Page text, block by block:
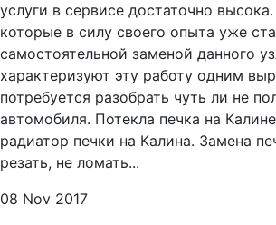
услуги в сервисе достаточно
которые в силу своего опыта уже
самостоятельной заменой данного
характеризуют эту работу одним
потребуется разобрать чуть ли не
автомобиля. Потекла печка на
радиатор печки на Калина. Замена
резать, не ломать...
08 Nov 2017